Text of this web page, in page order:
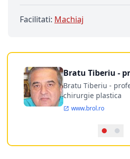
Facilitati: Machiaj
Bratu Tiberiu -
doctor
Bratu Tiberiu -
chirurgie plastica
www.brol.ro